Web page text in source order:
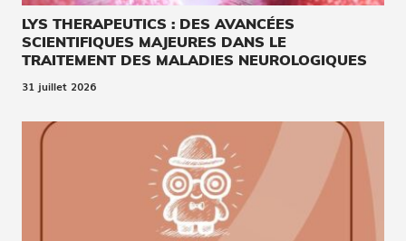
LYS THERAPEUTICS : DES AVANCÉES
SCIENTIFIQUES MAJEURES DANS LE
TRAITEMENT DES MALADIES NEUROLOGIQUES
31 juillet 2026